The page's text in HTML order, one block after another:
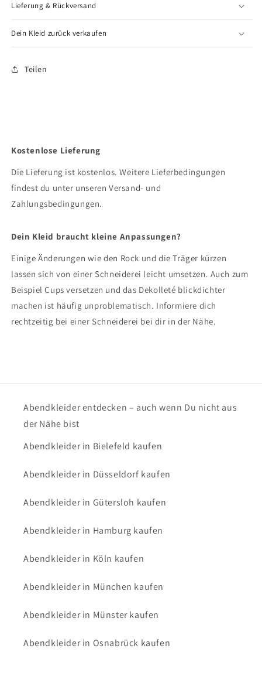
Lieferung & Rückversand
Dein Kleid zurück verkaufen
Teilen
Kostenlose Lieferung
Die Lieferung ist kostenlos. Weitere Lieferbedingungen
findest du unter unseren Versand- und
Zahlungsbedingungen.
Dein Kleid braucht kleine Anpassungen?
Einige Änderungen wie den Rock und die Träger kürzen
lassen sich von einer Schneiderei leicht umsetzen. Auch zum
Beispiel Cups versetzen und das Dekolleté blickdichter
machen ist häufig unproblematisch. Informiere dich
rechtzeitig bei einer Schneiderei bei dir in der Nähe.
Abendkleider entdecken – auch wenn Du nicht aus
der Nähe bist
Abendkleider in Bielefeld kaufen
Abendkleider in Düsseldorf kaufen
Abendkleider in Gütersloh kaufen
Abendkleider in Hamburg kaufen
Abendkleider in Köln kaufen
Abendkleider in München kaufen
Abendkleider in Münster kaufen
Abendkleider in Osnabrück kaufen